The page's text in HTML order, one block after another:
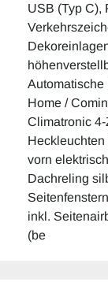
USB (Typ C),
Automatische
Home /
Climatronic
vorn
Dachreling
inkl.
(be